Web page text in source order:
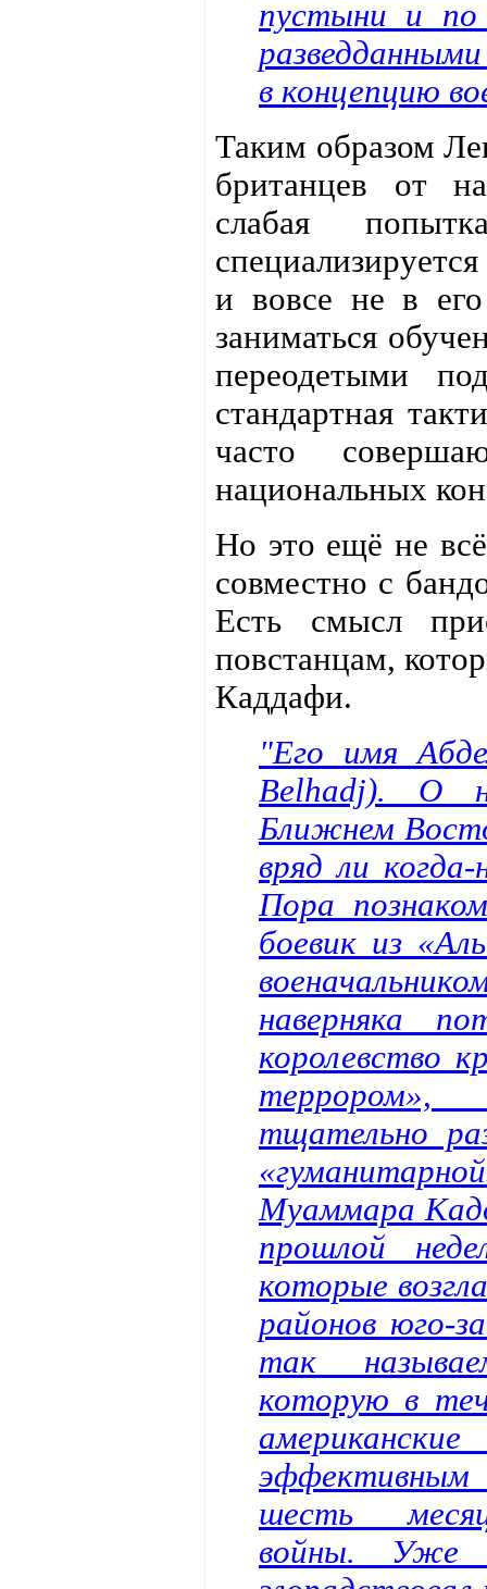
пустыни и по
в концепцию
Таким образом
британцев от
слабая
и вовсе не в
заниматься
переодетыми
стандартная
часто
национальных
Но это ещё не
совместно с
Есть смысл
повстанцам,
Каддафи.
"Его имя
Belhadj). О
Ближнем
вряд ли
Пора
боевик из
наверняка
королевство
тщательно
Муаммара
прошлой
которые
районов юго-
так
которую в
эффективным
шесть
войны. Уже